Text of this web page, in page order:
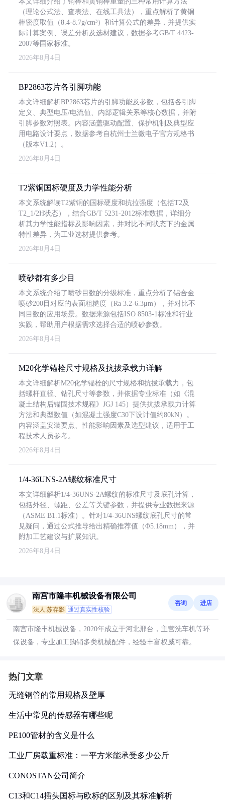
（理论公式法、查表法、在线工具法），重点解析了黄铜
棒密度取值（8.4-8.7g/cm³）和计算公式的差异，并提供实
际计算案例、误差分析及选材建议，数据参考GB/T 4423-
2007等国家标准。
2026年8月4日
BP2863芯片各引脚功能
本文详细解析BP2863芯片的引脚功能及参数，包括各引脚
定义、典型电压/电流值、内部逻辑关系等核心数据，并附
引脚参数对照表。内容涵盖驱动配置、保护机制及典型应
用电路设计要点，数据参考自杭州士兰微电子官方规格书
（版本V1.2）。
2026年8月4日
T2紫铜国标硬度及力学性能分析
本文系统解读T2紫铜的国标硬度和抗拉强度（包括T2及
T2_1/2H状态），结合GB/T 5231-2012标准数据，详细分
析其力学性能指标及影响因素，并对比不同状态下的金属
特性差异，为工业选材提供参考。
2026年8月4日
喷砂都有多少目
本文系统介绍了喷砂目数的分级标准，重点分析了铝合金
喷砂200目对应的表面粗糙度（Ra 3.2-6.3μm），并对比不
同目数的应用场景。数据来源包括ISO 8503-1标准和行业
实践，帮助用户根据需求选择合适的喷砂参数。
2026年8月4日
M20化学锚栓尺寸规格及抗拔承载力详解
本文详细解析M20化学锚栓的尺寸规格和抗拔承载力，包
括螺杆直径、钻孔尺寸等参数，并依据专业标准（如《混
凝土结构后锚固技术规程》JGJ 145）提供抗拔承载力计算
方法和典型数值（如混凝土强度C30下设计值约80kN）。
内容涵盖安装要点、性能影响因素及选型建议，适用于工
程技术人员参考。
2026年8月4日
1/4-36UNS-2A螺纹标准尺寸
本文详细解析1/4-36UNS-2A螺纹的标准尺寸及底孔计算，
包括外径、螺距、公差等关键参数，并提供专业数据来源
（ASME B1.1标准）。针对1/4-36UNS螺纹底孔尺寸的常
见疑问，通过公式推导给出精确推荐值（Φ5.18mm），并
附加工艺建议与扩展知识。
2026年8月4日
南宫市隆丰机械设备有限公司
法人:苏存影 通过真实性核验
咨询 进店
南宫市隆丰机械设备，2020年成立于河北邢台，主营洗车机等环
保设备，专业加工购销多类机械配件，经验丰富权威可靠。
热门文章
无缝钢管的常用规格及壁厚
生活中常见的传感器有哪些呢
PE100管材的含义是什么
工业厂房载重标准：一平方米能承受多少公斤
CONOSTAN公司简介
C13和C14插头国标与欧标的区别及其标准解析